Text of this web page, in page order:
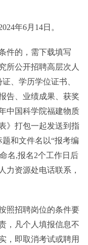
年6月14日。
件的，需下载填写
所公开招聘高层次人
、学历学位证书、
告、业绩成果、获奖
中国科学院福建物质
》打包一起发送到指
题和文件名以“报考编
名,报名2个工作日后
力资源处电话联系，
照招聘岗位的条件要
，凡个人填报信息不
，即取消考试或聘用